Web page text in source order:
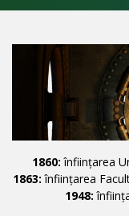
1860: înființarea
1863: înființarea
1948: